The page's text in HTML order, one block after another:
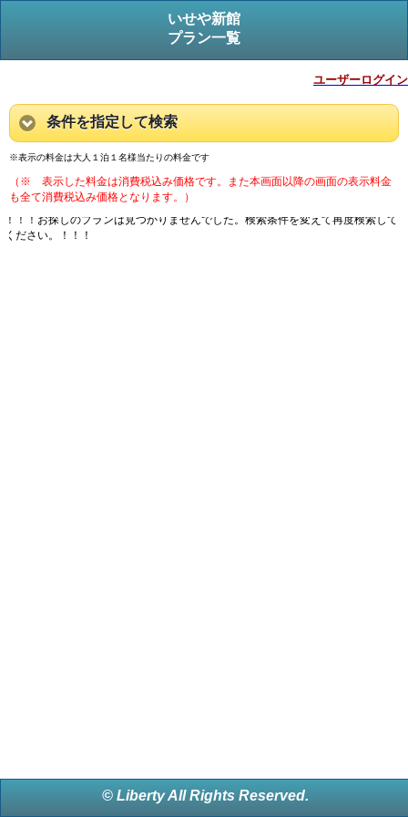
いせや新館
プラン一覧
ユーザーログイン
条件を指定して検索
※表示の料金は大人１泊１名様当たりの料金です
（※ 表示した料金は消費税込み価格です。また本画面以降の画面の表示料金
も全て消費税込み価格となります。）
！！！お探しのプランは見つかりませんでした。検索条件を変えて再度検索して
ください。！！！
© Liberty All Rights Reserved.